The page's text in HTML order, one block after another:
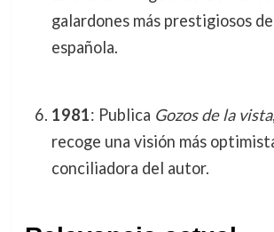
galardones más prestigiosos
española.
1981: Publica Gozos de la vista
recoge una visión más
conciliadora del autor.